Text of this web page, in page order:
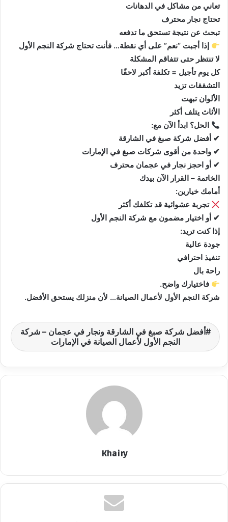
تعاني من مشاكل في الدهانات
تحتاج نجار محترف
تبحث عن نتيجة تستحق ما تدفعه
إذا أجبت “نعم” على أي نقطة… فأنت تحتاج شركة النجم الأول
لا تنتظر حتى تتفاقم المشكلة
كل يوم تأجيل = تكلفة أكبر لاحقًا
التشققات تزيد
الألوان تبهت
الأثاث يتلف أكثر
الحل؟ ابدأ الآن مع:
✔ أفضل شركة صبغ في الشارقة
✔ واحدة من أقوى شركات صبغ في الإمارات
✔ أو احجز نجار في عجمان محترف
الخاتمة – القرار الآن بيدك
أمامك خيارين:
تجربة عشوائية قد تكلفك أكثر
✔ أو اختيار مضمون مع شركة النجم الأول
إذا كنت تريد:
جودة عالية
تنفيذ احترافي
راحة بال
فاختيارك واضح.
شركة النجم الأول لأعمال الصيانة… لأن منزلك يستحق الأفضل.
أفضل شركة صبغ في الشارقة ونجار في عجمان – شركة
النجم الأول لأعمال الصيانة في الإمارات
Khairy